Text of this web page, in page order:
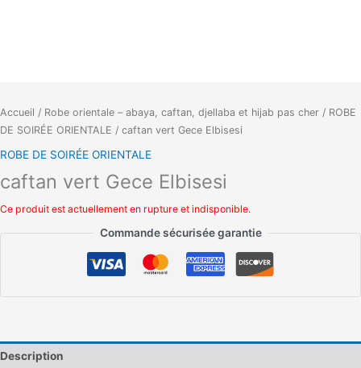
Accueil / Robe orientale – abaya, caftan, djellaba et hijab pas cher / ROBE
DE SOIRÉE ORIENTALE / caftan vert Gece Elbisesi
ROBE DE SOIRÉE ORIENTALE
caftan vert Gece Elbisesi
Ce produit est actuellement en rupture et indisponible.
Commande sécurisée garantie
Description